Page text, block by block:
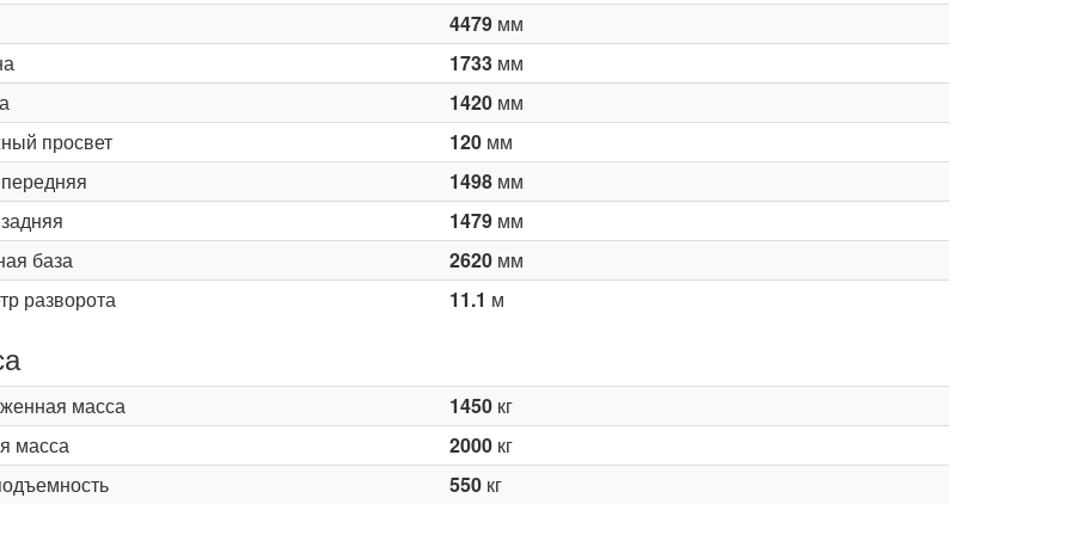
4479мм
1733мм
1420мм
просвет
120мм
1498мм
1479мм
база
2620мм
разворота
11.1 м
масса 1450кг
масса
2000кг
550кг